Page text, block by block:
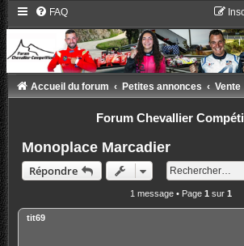
FAQ
Accueil du forum Petites annonces Vente
Forum Chevallier
Monoplace Marcadier
Répondre
1 message • Page 1 sur 1
tit69